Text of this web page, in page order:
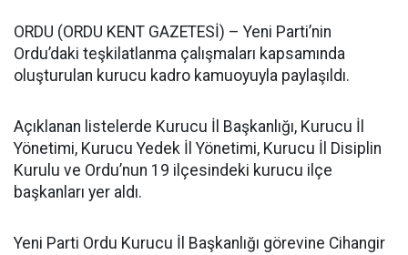
ORDU (ORDU KENT GAZETESİ) – Yeni Parti’nin
Ordu’daki teşkilatlanma çalışmaları kapsamında
oluşturulan kurucu kadro kamuoyuyla paylaşıldı.
Açıklanan listelerde Kurucu İl Başkanlığı, Kurucu İl
Yönetimi, Kurucu Yedek İl Yönetimi, Kurucu İl Disiplin
Kurulu ve Ordu’nun 19 ilçesindeki kurucu ilçe
başkanları yer aldı.
Yeni Parti Ordu Kurucu İl Başkanlığı görevine Cihangir